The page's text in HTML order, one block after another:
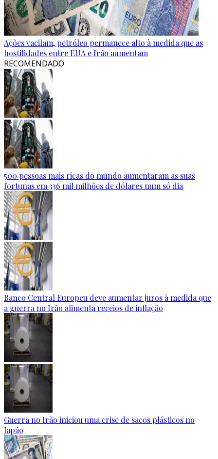
Ações vacilam, petróleo permanece alto à medida que as
hostilidades entre EUA e Irão aumentam
RECOMENDADO
500 pessoas mais ricas do mundo aumentaram as suas
fortunas em 336 mil milhões de dólares num só dia
Banco Central Europeu deve aumentar juros à medida que
a guerra no Irão alimenta receios de inflação
Guerra no Irão iniciou uma crise de sacos plásticos no
Japão